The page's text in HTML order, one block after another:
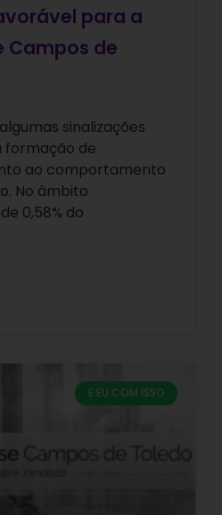
para a
Campos de
sinalizações
formação de
ao comportamento
No âmbito
0,58% do
E EU COM ISSO